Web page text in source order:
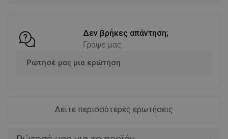
Δεν βρήκες απάντηση;
Γράψε μας
Ρώτησέ μας μια ερώτηση
Δείτε περισσότερες ερωτήσεις